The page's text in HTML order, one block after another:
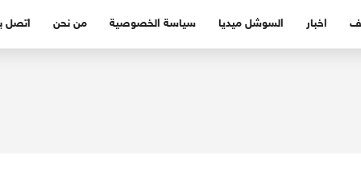
اخبار السوشل ميديا سياسة الخصوصية من نحن اتصل